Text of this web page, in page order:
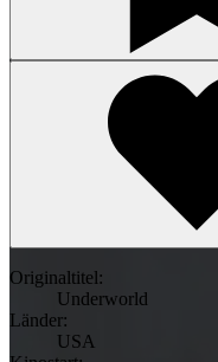
Originaltitel:
Underworld
Länder:
USA